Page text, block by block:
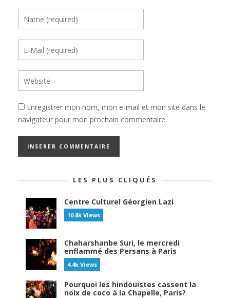
Enregistrer mon nom, mon e-mail et mon site dans le
navigateur pour mon prochain commentaire.
LES PLUS CLIQUÉS
Centre Culturel Géorgien Lazi
10.8k Views
Chaharshanbe Suri, le mercredi
enflammé des Persans à Paris
4.4k Views
Pourquoi les hindouistes cassent la
noix de coco à la Chapelle, Paris?